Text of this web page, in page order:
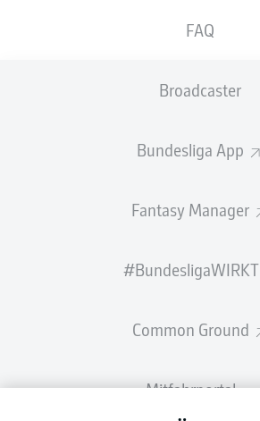
FAQ
Broadcaster
Bundesliga App
Fantasy Manager
#BundesligaWIRKT
Common Ground
Mitfahrportal